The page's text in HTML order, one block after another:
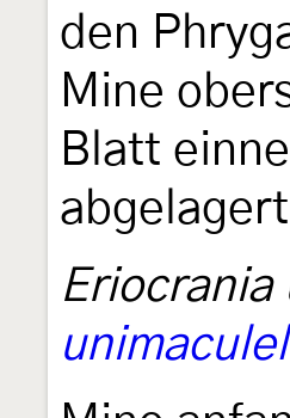
den
Mine
Blatt
Eriocrania